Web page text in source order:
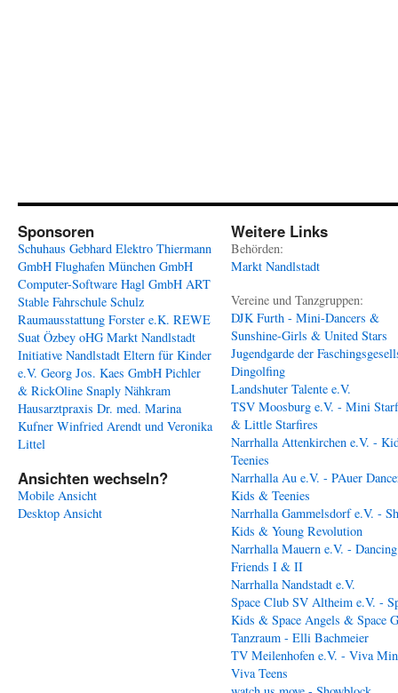
Sponsoren
Schuhaus Gebhard Elektro Thiermann
GmbH Flughafen München GmbH
Computer-Software Hagl GmbH ART
Stable Fahrschule Schulz
Raumausstattung Forster e.K. REWE
Suat Özbey oHG Markt Nandlstadt
Initiative Nandlstadt Eltern für Kinder
e.V. Georg Jos. Kaes GmbH Pichler
& RickOline Snaply Nähkram
Hausarztpraxis Dr. med. Marina
Kufner Winfried Arendt und Veronika
Littel
Ansichten wechseln?
Mobile Ansicht
Desktop Ansicht
Weitere Links
Behörden:
Markt Nandlstadt
Vereine und Tanzgruppen:
DJK Furth - Mini-Dancers &
Sunshine-Girls & United Stars
Jugendgarde der
Dingolfing
Landshuter Talente e.V.
TSV Moosburg e.V. - Mini
& Little Starfires
Narrhalla Attenkirchen e.V. -
Teenies
Narrhalla Au e.V. - PAuer
Kids & Teenies
Narrhalla Gammelsdorf e.V. -
Kids & Young Revolution
Narrhalla Mauern e.V. - Dancing
Friends I & II
Narrhalla Nandstadt e.V.
Space Club SV Altheim e.V. -
Kids & Space Angels & Space
Tanzraum - Elli Bachmeier
TV Meilenhofen e.V. - Viva
Viva Teens